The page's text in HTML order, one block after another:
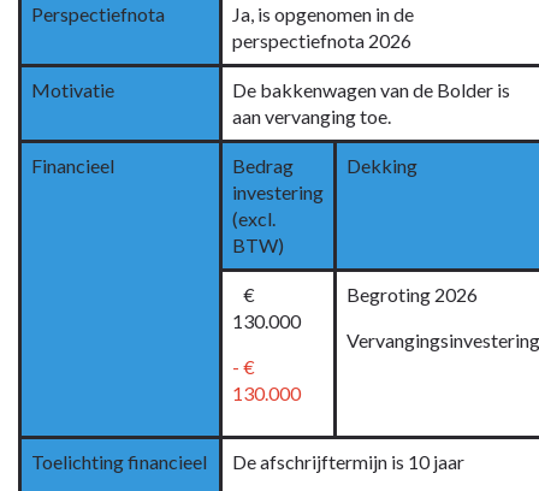
Meerjarenraming
Perspectiefnota
Ja, is opgenomen in de
perspectiefnota 2026
Motivatie
De bakkenwagen van de Bolder is
aan vervanging toe.
Financieel
Bedrag
investering
(excl.
BTW)
Dekking
€
130.000
- €
130.000
Begroting 2026
Vervangingsinvestering
Toelichting financieel De afschrijftermijn is 10 jaar